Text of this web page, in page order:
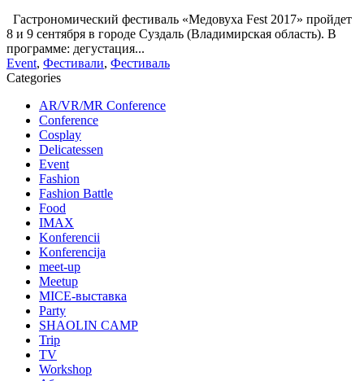
Гастрономический фестиваль «Медовуха Fest 2017» пройдет
8 и 9 сентября в городе Суздаль (Владимирская область). В
программе: дегустация...
Event, Фестивали, Фестиваль
Categories
AR/VR/MR Conference
Conference
Cosplay
Delicatessen
Event
Fashion
Fashion Battle
Food
IMAX
Konferencii
Konferencija
meet-up
Meetup
MICE-выставка
Party
SHAOLIN CAMP
Trip
TV
Workshop